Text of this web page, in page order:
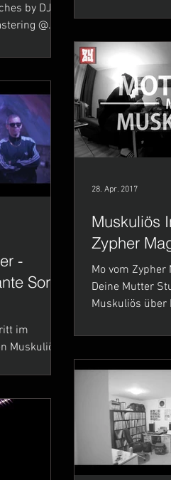
by DJ
@
-
Sorte
im
Muskuliös
Muskuliös
Zypher
Mo vom Zypher
Deine Mutter Studio und ein
Muskuliös über
28. Apr. 2017